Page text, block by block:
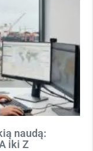
naudą:
iki Z